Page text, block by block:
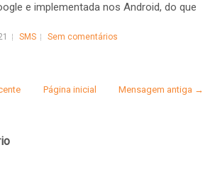
e implementada nos Android, do que
SMS Sem comentários
Mensagem antiga →
Página inicial